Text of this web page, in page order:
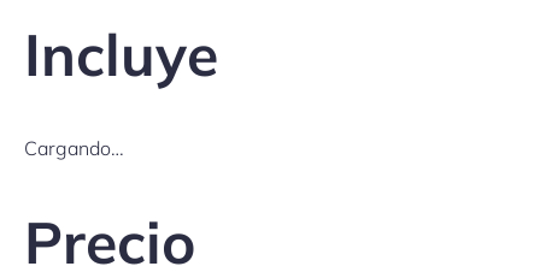
Incluye
Cargando…
Precio